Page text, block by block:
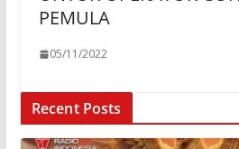
PEMULA
05/11/2022
Recent Posts